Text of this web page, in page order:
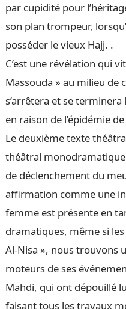
par cupidité pour
son plan trompeur,
posséder le vieux Hajj. .
C’est une révélation qui
Massouda » au milieu de
s’arrêtera et se
en raison de l’épidémie
Le deuxième texte
théâtral
de déclenchement du
affirmation comme une
femme est présente en
dramatiques, même si
Al-Nisa », nous trouvons
moteurs de ses
Mahdi, qui ont dépouillé
faisant tous les travaux